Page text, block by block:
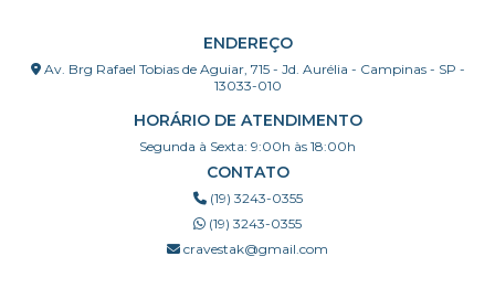
ENDEREÇO
Av. Brg Rafael Tobias de Aguiar, 715 - Jd. Aurélia - Campinas - SP -
13033-010
HORÁRIO DE ATENDIMENTO
Segunda à Sexta: 9:00h às 18:00h
CONTATO
(19) 3243-0355
(19) 3243-0355
cravestak@gmail.com